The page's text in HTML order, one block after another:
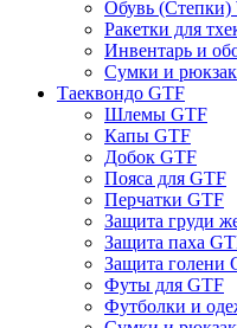
Обувь (Степки)
Ракетки для
Инвентарь и
Сумки и
Таеквондо GTF
Шлемы GTF
Капы GTF
Добок GTF
Пояса для GTF
Перчатки GTF
Защита груди
Защита паха
Защита голени
Футы для GTF
Футболки и